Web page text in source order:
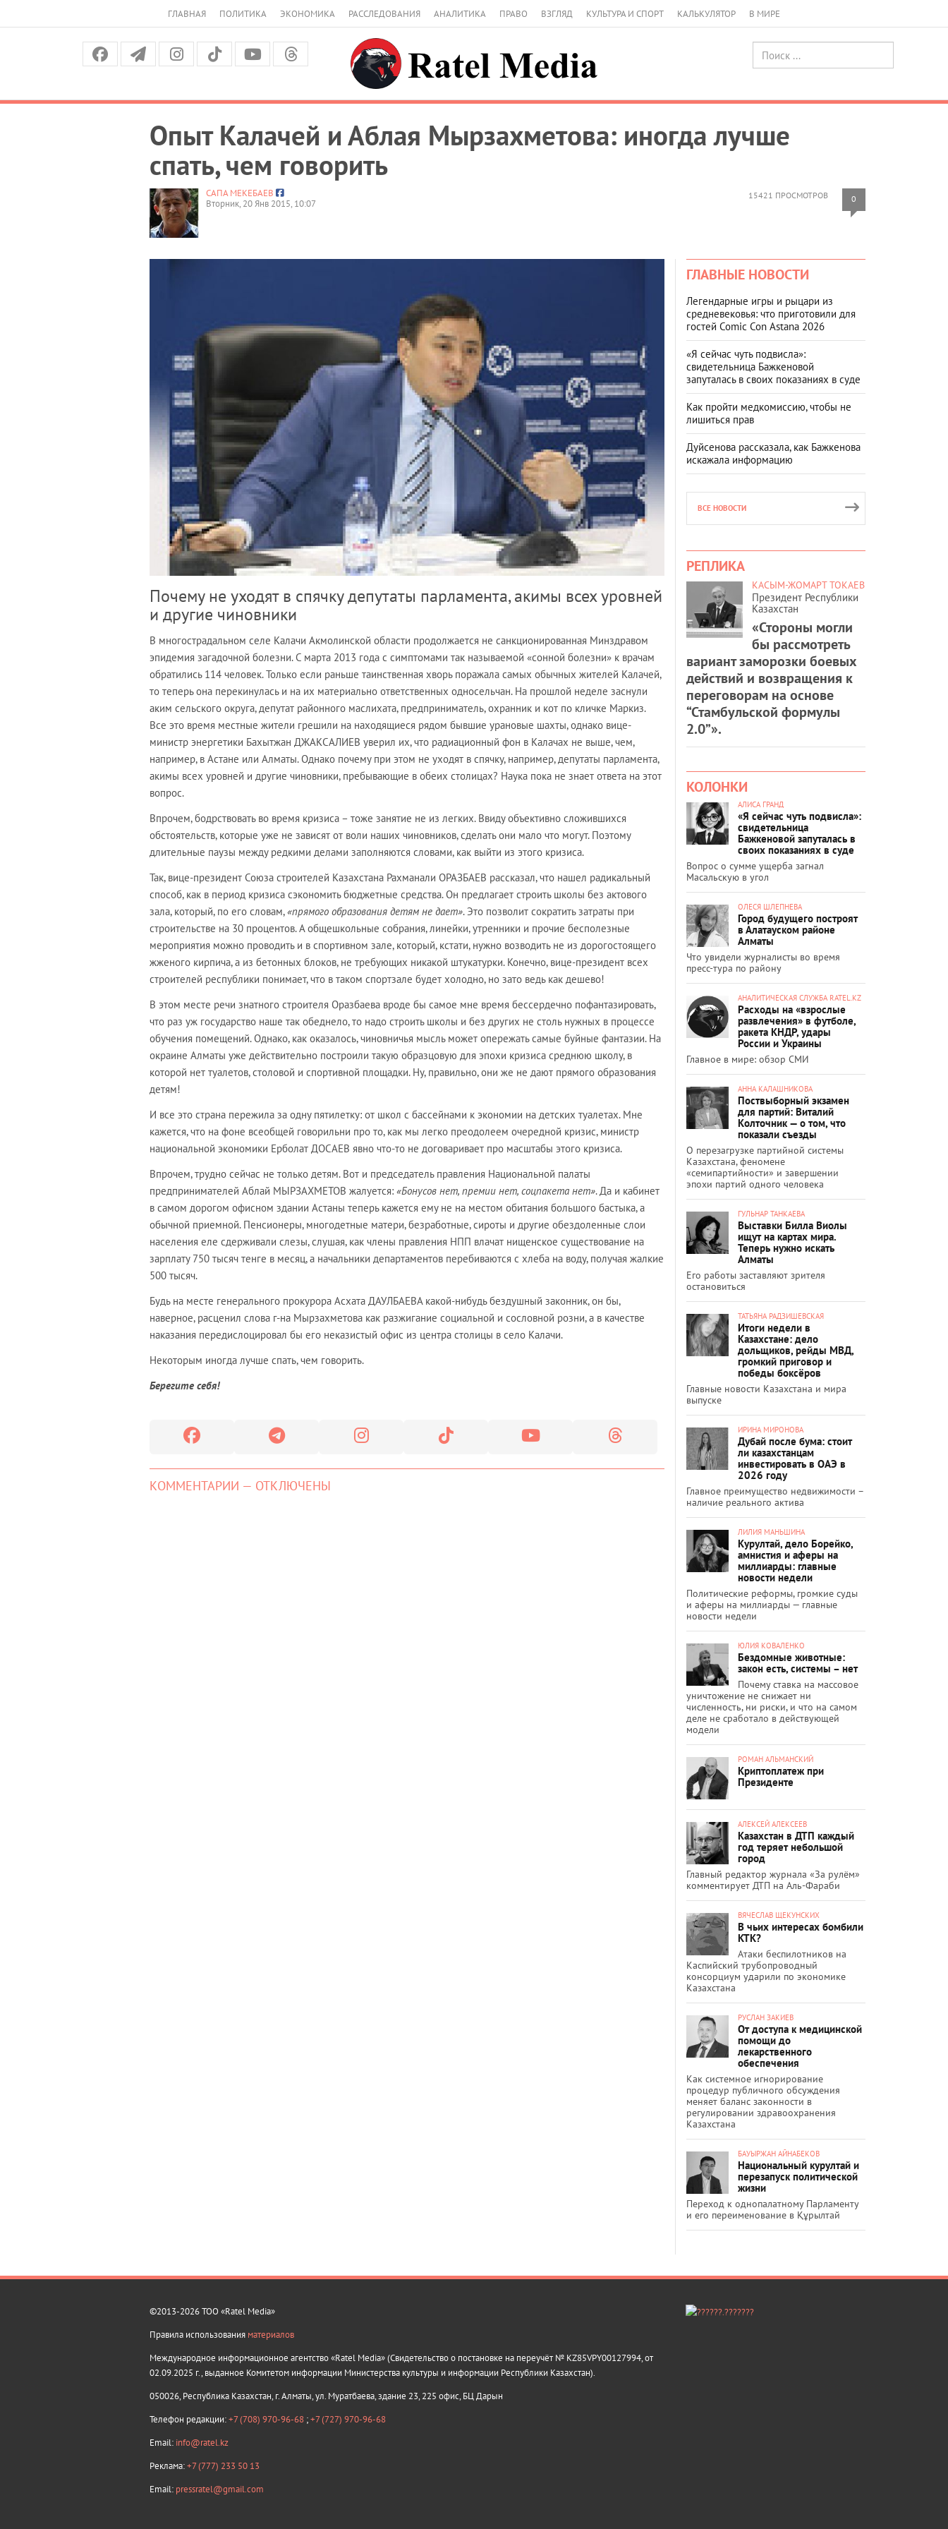
ГЛАВНАЯ ПОЛИТИКА ЭКОНОМИКА РАССЛЕДОВАНИЯ АНАЛИТИКА ПРАВО ВЗГЛЯД КУЛЬТУРА И СПОРТ КАЛЬКУЛЯТОР В МИРЕ
Опыт Калачей и Аблая Мырзахметова: иногда лучше
спать, чем говорить
15421 ПРОСМОТРОВ 0
САПА МЕКЕБАЕВ
Вторник, 20 Янв 2015, 10:07
Почему не уходят в спячку депутаты парламента, акимы всех уровней
и другие чиновники
В многострадальном селе Калачи Акмолинской области продолжается не санкционированная Минздравом
эпидемия загадочной болезни. С марта 2013 года с симптомами так называемой «сонной болезни» к врачам
обратились 114 человек. Только если раньше таинственная хворь поражала самых обычных жителей Калачей,
то теперь она перекинулась и на их материально ответственных односельчан. На прошлой неделе заснули
аким сельского округа, депутат районного маслихата, предприниматель, охранник и кот по кличке Маркиз.
Все это время местные жители грешили на находящиеся рядом бывшие урановые шахты, однако вице-
министр энергетики Бахытжан ДЖАКСАЛИЕВ уверил их, что радиационный фон в Калачах не выше, чем,
например, в Астане или Алматы. Однако почему при этом не уходят в спячку, например, депутаты парламента,
акимы всех уровней и другие чиновники, пребывающие в обеих столицах? Наука пока не знает ответа на этот
вопрос.
Впрочем, бодрствовать во время кризиса – тоже занятие не из легких. Ввиду объективно сложившихся
обстоятельств, которые уже не зависят от воли наших чиновников, сделать они мало что могут. Поэтому
длительные паузы между редкими делами заполняются словами, как выйти из этого кризиса.
Так, вице-президент Союза строителей Казахстана Рахманали ОРАЗБАЕВ рассказал, что нашел радикальный
способ, как в период кризиса сэкономить бюджетные средства. Он предлагает строить школы без актового
зала, который, по его словам,«прямого образования детям не дает». Это позволит сократить затраты при
строительстве на 30 процентов. А общешкольные собрания, линейки, утренники и прочие бесполезные
мероприятия можно проводить и в спортивном зале, который, кстати, нужно возводить не из дорогостоящего
жженого кирпича, а из бетонных блоков, не требующих никакой штукатурки. Конечно, вице-президент всех
строителей республики понимает, что в таком спортзале будет холодно, но зато ведь как дешево!
В этом месте речи знатного строителя Оразбаева вроде бы самое мне время бессердечно пофантазировать,
что раз уж государство наше так обеднело, то надо строить школы и без других не столь нужных в процессе
обучения помещений. Однако, как оказалось, чиновничья мысль может опережать самые буйные фантазии. На
окраине Алматы уже действительно построили такую образцовую для эпохи кризиса среднюю школу, в
которой нет туалетов, столовой и спортивной площадки. Ну, правильно, они же не дают прямого образования
детям!
И все это страна пережила за одну пятилетку: от школ с бассейнами к экономии на детских туалетах. Мне
кажется, что на фоне всеобщей говорильни про то, как мы легко преодолеем очередной кризис, министр
национальной экономики Ерболат ДОСАЕВ явно что-то не договаривает про масштабы этого кризиса.
Впрочем, трудно сейчас не только детям. Вот и председатель правления Национальной палаты
предпринимателей Аблай МЫРЗАХМЕТОВ жалуется: «Бонусов нет, премии нет, соцпакета нет». Да и кабинет
в самом дорогом офисном здании Астаны теперь кажется ему не на местом обитания большого бастыка, а
обычной приемной. Пенсионеры, многодетные матери, безработные, сироты и другие обездоленные слои
населения еле сдерживали слезы, слушая, как члены правления НПП влачат нищенское существование на
зарплату 750 тысяч тенге в месяц, а начальники департаментов перебиваются с хлеба на воду, получая жалкие
500 тысяч.
Будь на месте генерального прокурора Асхата ДАУЛБАЕВА какой-нибудь бездушный законник, он бы,
наверное, расценил слова г-на Мырзахметова как разжигание социальной и сословной розни, а в качестве
наказания передислоцировал бы его неказистый офис из центра столицы в село Калачи.
Некоторым иногда лучше спать, чем говорить.
Берегите себя!
КОММЕНТАРИИ — ОТКЛЮЧЕНЫ
ГЛАВНЫЕ НОВОСТИ
Легендарные игры и рыцари из
средневековья: что приготовили для
гостей Comic Con Astana 2026
«Я сейчас чуть подвисла»:
свидетельница Бажкеновой
запуталась в своих показаниях в суде
Как пройти медкомиссию, чтобы не
лишиться прав
Дуйсенова рассказала, как Бажкенова
искажала информацию
ВСЕ НОВОСТИ
РЕПЛИКА
КАСЫМ-ЖОМАРТ ТОКАЕВ
Президент Республики
Казахстан
«Стороны могли
бы рассмотреть
вариант заморозки боевых
действий и возвращения к
переговорам на основе
“Стамбульской формулы
2.0”».
КОЛОНКИ
АЛИСА ГРАНД
«Я сейчас чуть подвисла»:
свидетельница
Бажкеновой запуталась в
своих показаниях в суде
Вопрос о сумме ущерба загнал
Масальскую в угол
ОЛЕСЯ ШЛЕПНЕВА
Город будущего построят
в Алатауском районе
Алматы
Что увидели журналисты во время
пресс-тура по району
АНАЛИТИЧЕСКАЯ СЛУЖБА RATEL.KZ
Расходы на «взрослые
развлечения» в футболе,
ракета КНДР, удары
России и Украины
Главное в мире: обзор СМИ
АННА КАЛАШНИКОВА
Поствыборный экзамен
для партий: Виталий
Колточник — о том, что
показали съезды
О перезагрузке партийной системы
Казахстана, феномене
«семипартийности» и завершении
эпохи партий одного человека
ГУЛЬНАР ТАНКАЕВА
Выставки Билла Виолы
ищут на картах мира.
Теперь нужно искать
Алматы
Его работы заставляют зрителя
остановиться
ТАТЬЯНА РАДЗИШЕВСКАЯ
Итоги недели в
Казахстане: дело
дольщиков, рейды МВД,
громкий приговор и
победы боксёров
Главные новости Казахстана и мира
выпуске
ИРИНА МИРОНОВА
Дубай после бума: стоит
ли казахстанцам
инвестировать в ОАЭ в
2026 году
Главное преимущество недвижимости –
наличие реального актива
ЛИЛИЯ МАНЬШИНА
Курултай, дело Борейко,
амнистия и аферы на
миллиарды: главные
новости недели
Политические реформы, громкие суды
и аферы на миллиарды — главные
новости недели
ЮЛИЯ КОВАЛЕНКО
Бездомные животные:
закон есть, системы – нет
Почему ставка на массовое
уничтожение не снижает ни
численность, ни риски, и что на самом
деле не сработало в действующей
модели
РОМАН АЛЬМАНСКИЙ
Криптоплатеж при
Президенте
АЛЕКСЕЙ АЛЕКСЕЕВ
Казахстан в ДТП каждый
год теряет небольшой
город
Главный редактор журнала «За рулём»
комментирует ДТП на Аль-Фараби
ВЯЧЕСЛАВ ЩЕКУНСКИХ
В чьих интересах бомбили
КТК?
Атаки беспилотников на
Каспийский трубопроводный
консорциум ударили по экономике
Казахстана
РУСЛАН ЗАКИЕВ
От доступа к медицинской
помощи до
лекарственного
обеспечения
Как системное игнорирование
процедур публичного обсуждения
меняет баланс законности в
регулировании здравоохранения
Казахстана
БАУЫРЖАН АЙНАБЕКОВ
Национальный курултай и
перезапуск политической
жизни
Переход к однопалатному Парламенту
и его переименование в Құрылтай
©2013-2026 ТОО «Ratel Media»
Правила использования материалов
Международное информационное агентство «Ratel Media» (Свидетельство о постановке на переучёт № KZ85VPY00127994, от
02.09.2025 г., выданное Комитетом информации Министерства культуры и информации Республики Казахстан).
050026, Республика Казахстан, г. Алматы, ул. Муратбаева, здание 23, 225 офис, БЦ Дарын
Телефон редакции:+7 (708) 970-96-68 ;+7 (727) 970-96-68
Email: info@ratel.kz
Реклама:+7 (777) 233 50 13
Email: pressratel@gmail.com